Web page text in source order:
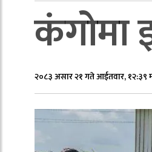
कंगोमा
२०८३ असार २१ गते आईतवार, १२:३९